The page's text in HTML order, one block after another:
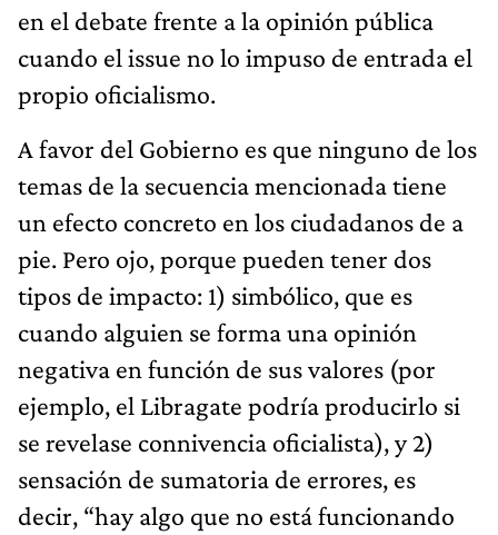
en el debate frente a la opinión pública
cuando el issue no lo impuso de entrada el
propio oficialismo.
A favor del Gobierno es que ninguno de los
temas de la secuencia mencionada tiene
un efecto concreto en los ciudadanos de a
pie. Pero ojo, porque pueden tener dos
tipos de impacto: 1) simbólico, que es
cuando alguien se forma una opinión
negativa en función de sus valores (por
ejemplo, el Libragate podría producirlo si
se revelase connivencia oficialista), y 2)
sensación de sumatoria de errores, es
decir, “hay algo que no está funcionando